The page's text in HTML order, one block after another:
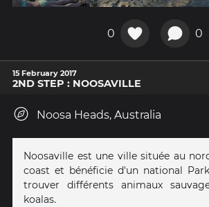
0 0
15 February 2017
2ND STEP : NOOSAVILLE
Noosa Heads, Australia
Noosaville est une ville située au
coast et bénéficie d'un national
trouver différents animaux
koalas.